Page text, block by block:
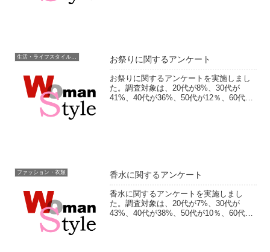
生活・ライフスタイル・家事 お祭りに関するアンケート
お祭りに関するアンケートを実施しまし
た。調査対象は、20代が8%、30代が
41%、40代が36%、50代が12％、60代以
ファッション・衣類 香水に関するアンケート
香水に関するアンケートを実施しまし
た。調査対象は、20代が7%、30代が
43%、40代が38%、50代が10％、60代以